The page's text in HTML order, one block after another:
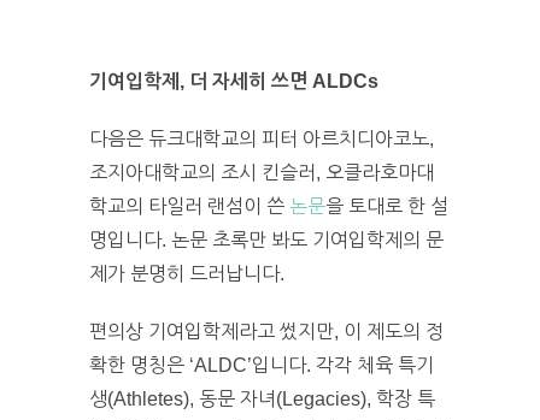
기여입학제, 더 자세히 쓰면 ALDCs
다음은 듀크대학교의 피터 아르치디아코노,
조지아대학교의 조시 킨슬러, 오클라호마대
학교의 타일러 랜섬이 쓴 논문을 토대로 한 설
명입니다. 논문 초록만 봐도 기여입학제의 문
제가 분명히 드러납니다.
편의상 기여입학제라고 썼지만, 이 제도의 정
확한 명칭은 ‘ALDC’입니다. 각각 체육 특기
생(Athletes), 동문 자녀(Legacies), 학장 특